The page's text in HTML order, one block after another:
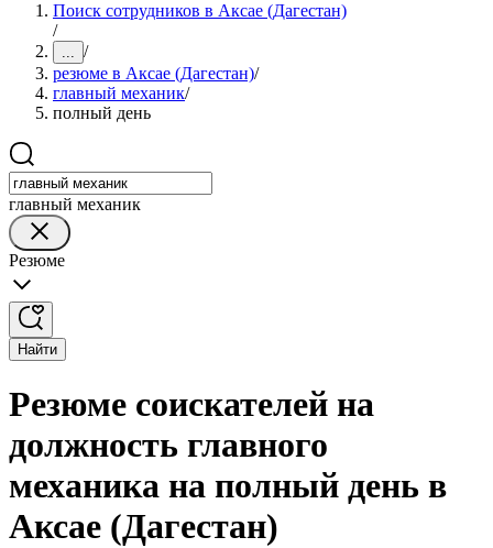
Поиск сотрудников в Аксае (Дагестан)
/
... /
резюме в Аксае (Дагестан)/
главный механик/
полный день
главный механик
Резюме
Найти
Резюме соискателей на
должность главного
механика на полный день в
Аксае (Дагестан)